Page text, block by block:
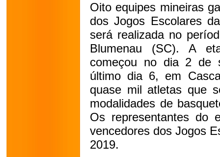
Oito equipes mineiras
dos Jogos Escolares
será realizada no
Blumenau (SC). A
começou no dia 2 de
último dia 6, em
quase mil atletas que
modalidades de
Os representantes do
vencedores dos Jogos
2019.